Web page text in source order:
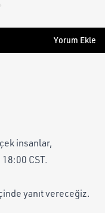
Yorum Ekle
insanlar,
CST.
yanıt vereceğiz.